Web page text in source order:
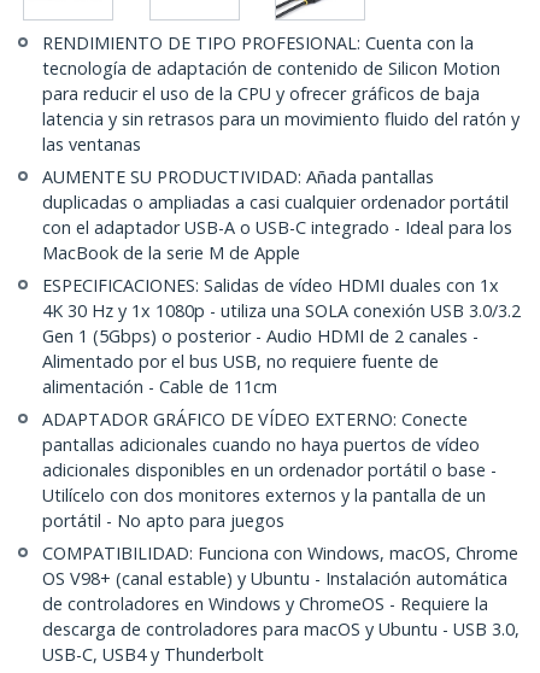
RENDIMIENTO DE TIPO PROFESIONAL: Cuenta con la
tecnología de adaptación de contenido de Silicon Motion
para reducir el uso de la CPU y ofrecer gráficos de baja
latencia y sin retrasos para un movimiento fluido del ratón y
las ventanas
AUMENTE SU PRODUCTIVIDAD: Añada pantallas
duplicadas o ampliadas a casi cualquier ordenador portátil
con el adaptador USB-A o USB-C integrado - Ideal para los
MacBook de la serie M de Apple
ESPECIFICACIONES: Salidas de vídeo HDMI duales con 1x
4K 30 Hz y 1x 1080p - utiliza una SOLA conexión USB 3.0/3.2
Gen 1 (5Gbps) o posterior - Audio HDMI de 2 canales -
Alimentado por el bus USB, no requiere fuente de
alimentación - Cable de 11cm
ADAPTADOR GRÁFICO DE VÍDEO EXTERNO: Conecte
pantallas adicionales cuando no haya puertos de vídeo
adicionales disponibles en un ordenador portátil o base -
Utilícelo con dos monitores externos y la pantalla de un
portátil - No apto para juegos
COMPATIBILIDAD: Funciona con Windows, macOS, Chrome
OS V98+ (canal estable) y Ubuntu - Instalación automática
de controladores en Windows y ChromeOS - Requiere la
descarga de controladores para macOS y Ubuntu - USB 3.0,
USB-C, USB4 y Thunderbolt